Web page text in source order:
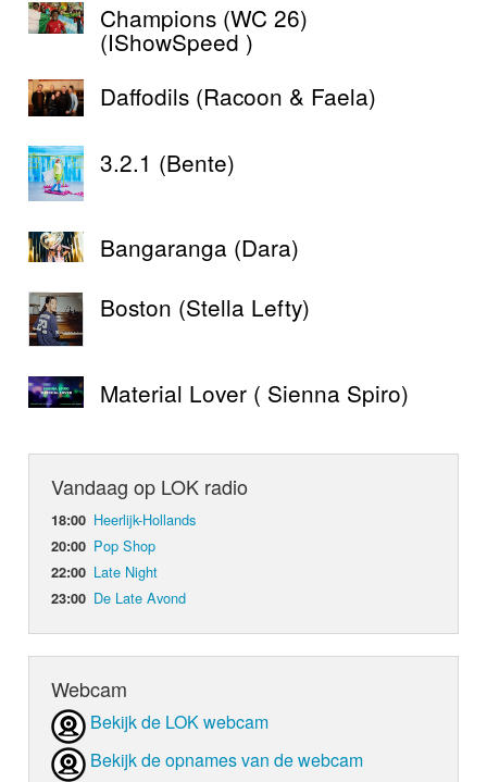
Champions (WC 26)
(IShowSpeed )
Daffodils (Racoon & Faela)
3.2.1 (Bente)
Bangaranga (Dara)
Boston (Stella Lefty)
Material Lover ( Sienna Spiro)
Vandaag op LOK radio
18:00 Heerlijk-Hollands
20:00 Pop Shop
22:00 Late Night
23:00 De Late Avond
Webcam
Bekijk de LOK webcam
Bekijk de opnames van de webcam